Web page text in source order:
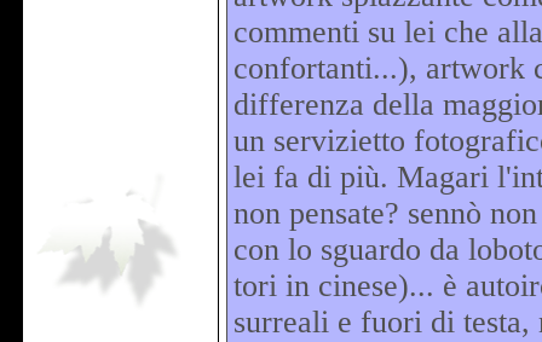
commenti su lei che
confortanti...), artwork
differenza della
un servizietto
lei fa di più. Magari
non pensate? sennò
con lo sguardo da
tori in cinese)... è
surreali e fuori di testa,